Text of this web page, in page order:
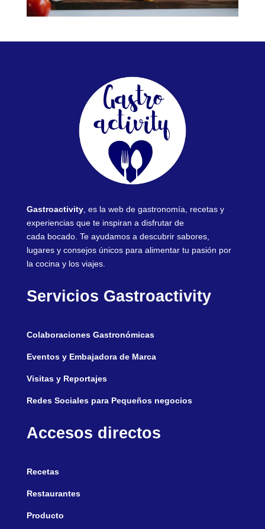
Gastroactivity, es la web de gastronomía, recetas y
experiencias que te inspiran a disfrutar de
cada bocado. Te ayudamos a descubrir sabores,
lugares y consejos únicos para alimentar tu pasión por
la cocina y los viajes.
Servicios Gastroactivity
Colaboraciones Gastronómicas
Eventos y Embajadora de Marca
Visitas y Reportajes
Redes Sociales para Pequeños negocios
Accesos directos
Recetas
Restaurantes
Producto